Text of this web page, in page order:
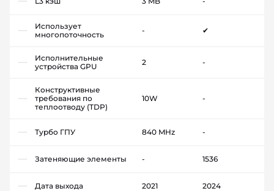
Использует
многопоточность
- ✔
Исполнительные
устройства GPU
2 -
Конструктивные
требования по
теплоотводу (TDP)
10W -
Турбо ГПУ 840 MHz -
Затеняющие элементы - 1536
Дата выхода 2021 2024